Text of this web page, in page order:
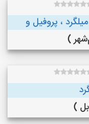
، پروفیل و